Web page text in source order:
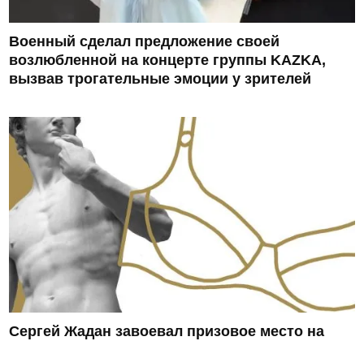
Военный сделал предложение своей
возлюбленной на концерте группы KAZKA,
вызвав трогательные эмоции у зрителей
Сергей Жадан завоевал призовое место на